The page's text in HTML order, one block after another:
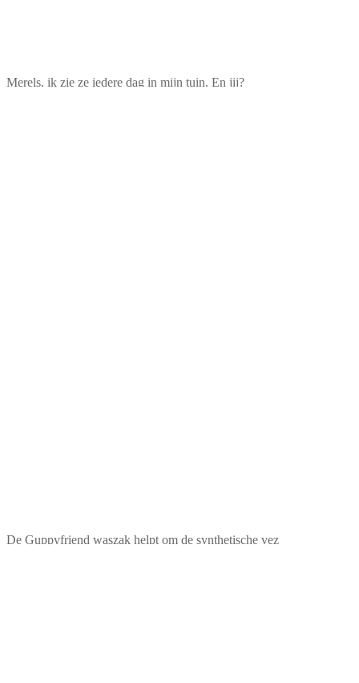
Merels, ik zie ze iedere dag in mijn tuin. En jij?
De Guppyfriend waszak helpt om de synthetische vez